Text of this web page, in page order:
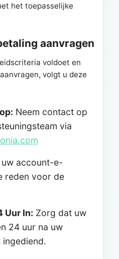
het toepasselijke
aanvragen
voldoet en
volgt u deze
Neem contact op
via
account-e-
reden voor de
Uur In: Zorg dat uw
24 uur na uw